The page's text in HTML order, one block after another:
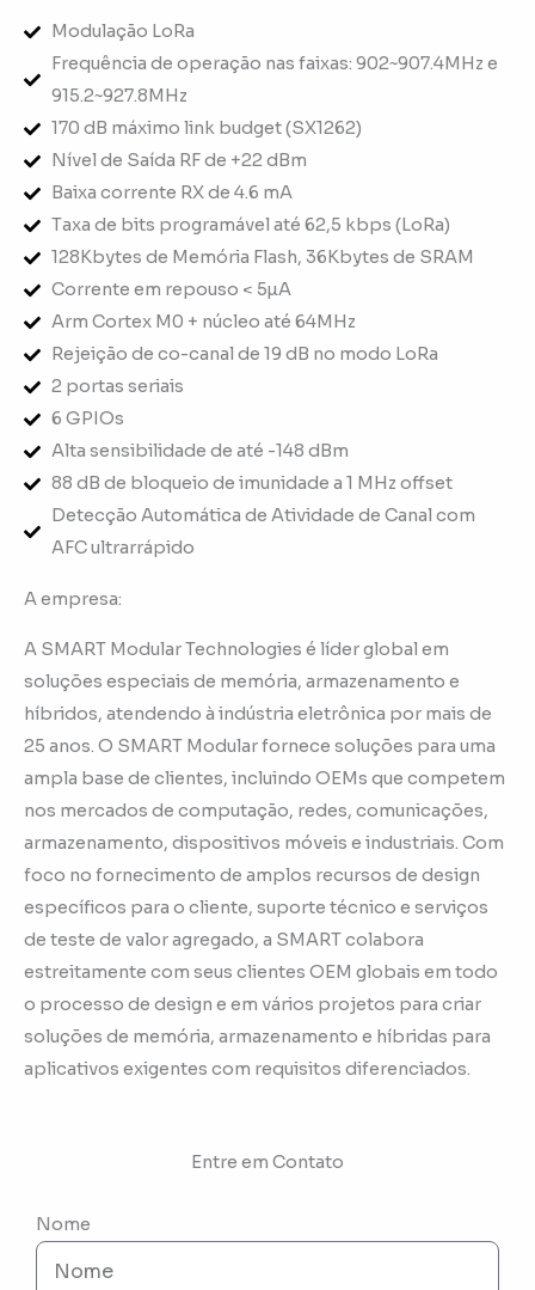
Modulação LoRa
Frequência de operação nas faixas: 902~907.4MHz e
915.2~927.8MHz
170 dB máximo link budget (SX1262)
Nível de Saída RF de +22 dBm
Baixa corrente RX de 4.6 mA
Taxa de bits programável até 62,5 kbps (LoRa)
128Kbytes de Memória Flash, 36Kbytes de SRAM
Corrente em repouso < 5µA
Arm Cortex M0 + núcleo até 64MHz
Rejeição de co-canal de 19 dB no modo LoRa
2 portas seriais
6 GPIOs
Alta sensibilidade de até -148 dBm
88 dB de bloqueio de imunidade a 1 MHz offset
Detecção Automática de Atividade de Canal com
AFC ultrarrápido
A empresa:
A SMART Modular Technologies é líder global em
soluções especiais de memória, armazenamento e
híbridos, atendendo à indústria eletrônica por mais de
25 anos. O SMART Modular fornece soluções para uma
ampla base de clientes, incluindo OEMs que competem
nos mercados de computação, redes, comunicações,
armazenamento, dispositivos móveis e industriais. Com
foco no fornecimento de amplos recursos de design
específicos para o cliente, suporte técnico e serviços
de teste de valor agregado, a SMART colabora
estreitamente com seus clientes OEM globais em todo
o processo de design e em vários projetos para criar
soluções de memória, armazenamento e híbridas para
aplicativos exigentes com requisitos diferenciados.
Entre em Contato
Nome